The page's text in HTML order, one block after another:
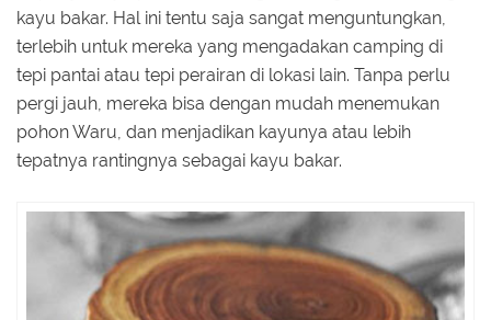
kayu bakar. Hal ini tentu saja sangat menguntungkan,
terlebih untuk mereka yang mengadakan camping di
tepi pantai atau tepi perairan di lokasi lain. Tanpa perlu
pergi jauh, mereka bisa dengan mudah menemukan
pohon Waru, dan menjadikan kayunya atau lebih
tepatnya rantingnya sebagai kayu bakar.